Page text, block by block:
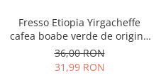
Fresso Etiopia Yirgacheffe
cafea boabe verde de origine
250g
36,00 RON
31,99 RON